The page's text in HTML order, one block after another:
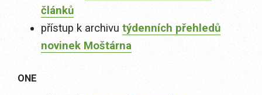
článků
přístup k archivu týdenních přehledů
novinek Moštárna
ONE